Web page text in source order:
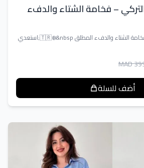
– فخامة الشتاء والدفء
طقم "مونتوني" التركي – فخامة الشتاء والدفء المطلق 🇹🇷❄️&nbsp;استعدي
MAD
أضف للسلة